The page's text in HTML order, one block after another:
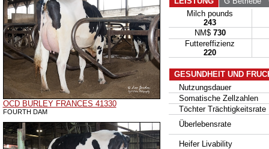
OCD BURLEY FRANCES 41330
FOURTH DAM
Milch pounds
243
NM$ 730
Futtereffizienz
220
GESUNDHEIT UND
Nutzungsdauer
Somatische Zellzahlen
Töchter Trächtigkeitsrate
Überlebensrate
Heifer Livability